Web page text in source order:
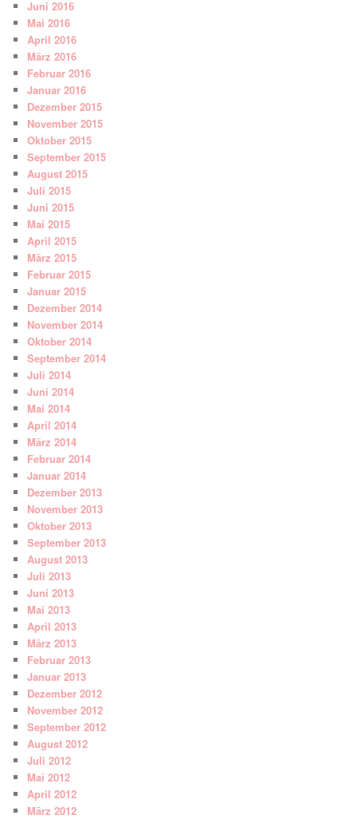
Juni 2016
Mai 2016
April 2016
März 2016
Februar 2016
Januar 2016
Dezember 2015
November 2015
Oktober 2015
September 2015
August 2015
Juli 2015
Juni 2015
Mai 2015
April 2015
März 2015
Februar 2015
Januar 2015
Dezember 2014
November 2014
Oktober 2014
September 2014
Juli 2014
Juni 2014
Mai 2014
April 2014
März 2014
Februar 2014
Januar 2014
Dezember 2013
November 2013
Oktober 2013
September 2013
August 2013
Juli 2013
Juni 2013
Mai 2013
April 2013
März 2013
Februar 2013
Januar 2013
Dezember 2012
November 2012
September 2012
August 2012
Juli 2012
Mai 2012
April 2012
März 2012